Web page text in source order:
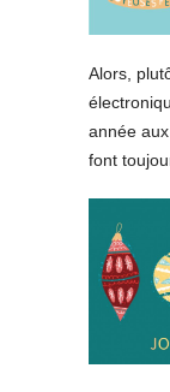
Alors,
année
font